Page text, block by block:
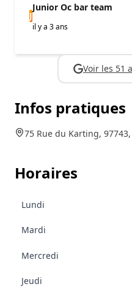
J
Junior Oc bar team
il y a 3 ans
Voir les 51
Infos pratiques
75 Rue du Karting,
Horaires
Lundi
Mardi
Mercredi
Jeudi